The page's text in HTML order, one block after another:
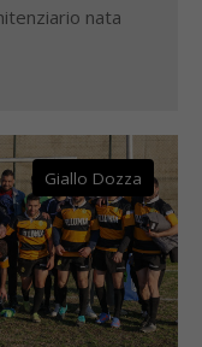
nata
Giallo Dozza